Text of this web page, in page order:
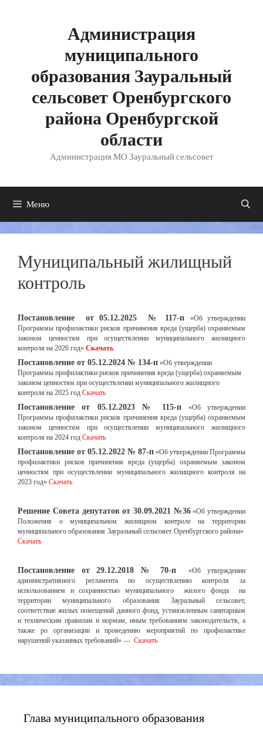
Администрация
муниципального
образования Зауральный
сельсовет Оренбургского
района Оренбургской
области
Администрация МО Зауральный сельсовет
Меню
Муниципальный жилищный
контроль
Постановление от 05.12.2025 № 117-п «Об утверждении
Программы профилактики рисков причинения вреда (ущерба) охраняемым
законом ценностям при осуществлении муниципального жилищного
контроля на 2026 год» Скачать
Постановление от 05.12.2024 № 134-п «Об утверждении
Программы профилактики рисков причинения вреда (ущерба) охраняемым
законом ценностям при осуществлении муниципального жилищного
контроля на 2025 год Скачать
Постановление от 05.12.2023 № 115-п «Об утверждении
Программы профилактики рисков причинения вреда (ущерба) охраняемым
законом ценностям при осуществлении муниципального жилищного
контроля на 2024 год Скачать
Постановление от 05.12.2022 № 87-п «Об утверждении Программы
профилактики рисков причинения вреда (ущерба) охраняемым законом
ценностям при осуществлении муниципального жилищного контроля на
2023 год» Скачать
Решение Совета депутатов от 30.09.2021 №36«Об утверждении
Положения о муниципальном жилищном контроле на территории
муниципального образования Зауральный сельсовет Оренбургского района»
Скачать
Постановление от 29.12.2018 № 70-п
«Об утверждении
административного регламента по осуществлению контроля за
использованием и сохранностью муниципального жилого фонда на
территории муниципального образования Зауральный сельсовет,
соответствие жилых помещений данного фонд, установленным санитарным
и техническим правилам и нормам, иным требованиям законодательств, а
также ро организации и проведению мероприятий по профилактике
нарушений указанных требований» — Скачать
Глава муниципального образования